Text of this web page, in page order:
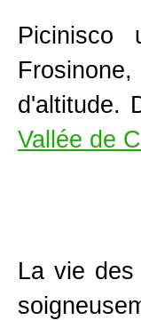
d'altitude.
Vallée de
La vie